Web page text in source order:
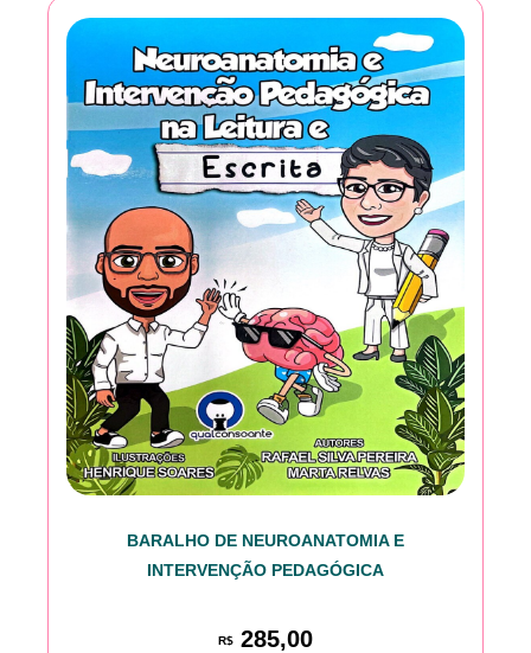
BARALHO DE NEUROANATOMIA E
INTERVENÇÃO PEDAGÓGICA
R$ 285,00